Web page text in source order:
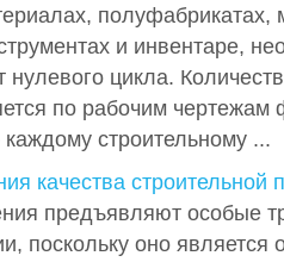
полуфабрикатах,
и инвентаре,
нулевого цикла.
по рабочим чертежам
строительному ...
качества строительной
предъявляют особые
поскольку оно